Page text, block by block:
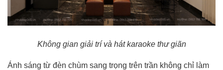
Không gian giải trí và hát karaoke thư giãn
Ánh sáng từ đèn chùm sang trọng trên trần không chỉ làm